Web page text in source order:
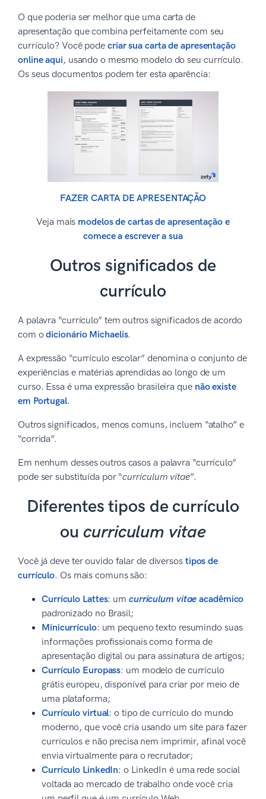
O que poderia ser melhor que uma carta de
apresentação que combina perfeitamente com seu
currículo? Você pode criar sua carta de apresentação
online aqui, usando o mesmo modelo do seu currículo.
Os seus documentos podem ter esta aparência:
FAZER CARTA DE APRESENTAÇÃO
Veja mais modelos de cartas de apresentação e
comece a escrever a sua
Outros significados de
currículo
A palavra “currículo” tem outros significados de acordo
com odicionário Michaelis.
A expressão “currículo escolar” denomina o conjunto de
experiências e matérias aprendidas ao longo de um
curso. Essa é uma expressão brasileira que não existe
em Portugal.
Outros significados, menos comuns, incluem “atalho” e
“corrida”.
Em nenhum desses outros casos a palavra “currículo”
pode ser substituída por “curriculum vitae”.
Diferentes tipos de currículo
oucurriculum vitae
Você já deve ter ouvido falar de diversos tipos de
currículo. Os mais comuns são:
Currículo Lattes: um curriculum vitae acadêmico
padronizado no Brasil;
Minicurrículo: um pequeno texto resumindo suas
informações profissionais como forma de
apresentação digital ou para assinatura de artigos;
Currículo Europass: um modelo de currículo
grátis europeu, disponível para criar por meio de
uma plataforma;
Currículo virtual: o tipo de currículo do mundo
moderno, que você cria usando um site para fazer
currículos e não precisa nem imprimir, afinal você
envia virtualmente para o recrutador;
Currículo LinkedIn: o LinkedIn é uma rede social
voltada ao mercado de trabalho onde você cria